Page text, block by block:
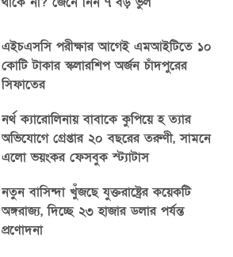
এইচএসসি পরীক্ষার আগেই এমআইটিতে ১০
কোটি টাকার স্কলারশিপ অর্জন চাঁদপুরের
সিফাতের
নর্থ ক্যারোলিনায় বাবাকে কুপিয়ে হ ত্যার
অভিযোগে গ্রেপ্তার ২০ বছরের তরুণী, সামনে
এলো ভয়ংকর ফেসবুক স্ট্যাটাস
নতুন বাসিন্দা খুঁজছে যুক্তরাষ্ট্রের কয়েকটি
অঙ্গরাজ্য, দিচ্ছে ২৩ হাজার ডলার পর্যন্ত
প্রণোদনা